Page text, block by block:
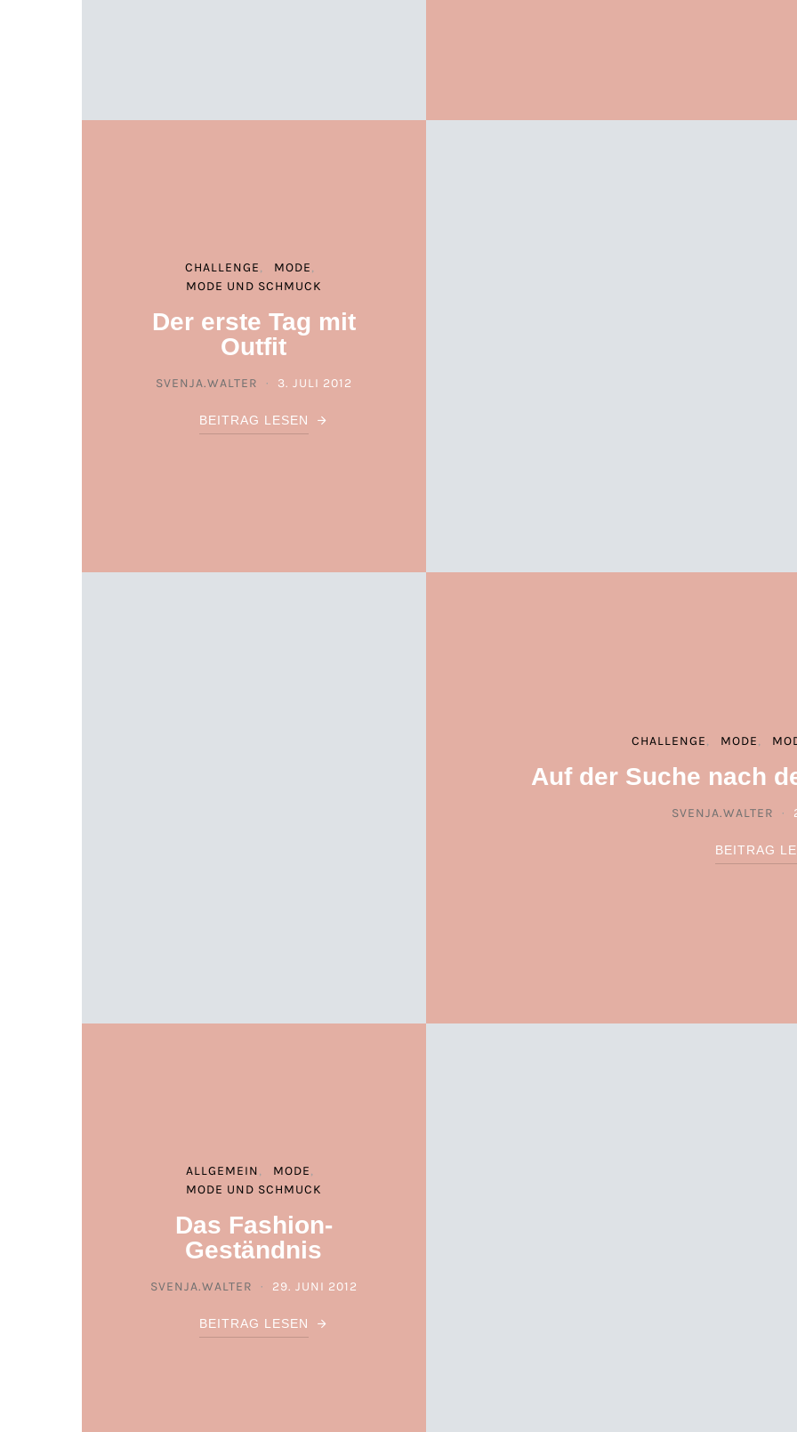
CHALLENGE
MODE
MODE UND SCHMUCK
Der erste Tag mit
Outfit
SVENJA.WALTER
POSTED ON
3. JULI 2012
BEITRAG LESEN
CHALLENGE MODE
Auf der Suche nach
SVENJA.WALTER
BEITRAG
ALLGEMEIN
MODE
MODE UND SCHMUCK
Das Fashion-
Geständnis
SVENJA.WALTER
POSTED ON
29. JUNI 2012
BEITRAG LESEN